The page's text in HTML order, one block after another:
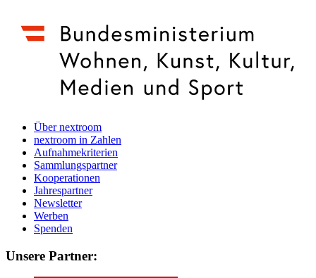
Über nextroom
nextroom in Zahlen
Aufnahmekriterien
Sammlungspartner
Kooperationen
Jahrespartner
Newsletter
Werben
Spenden
Unsere Partner: